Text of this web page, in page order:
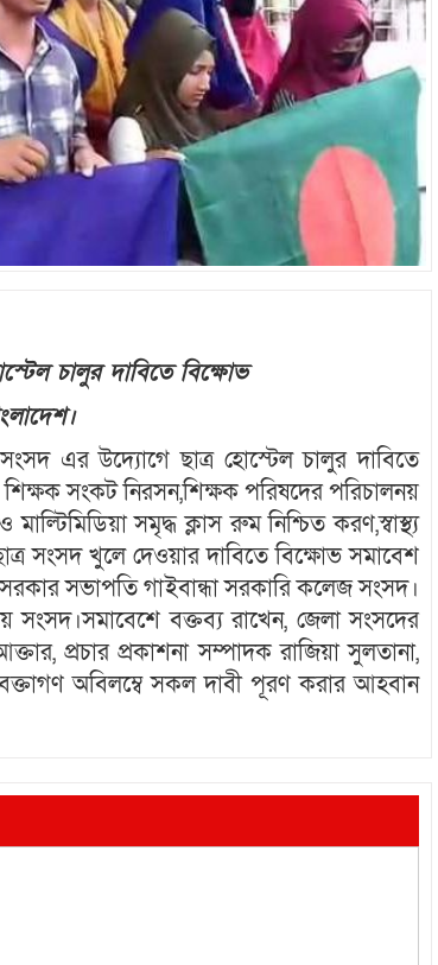
চালুর দাবিতে বিক্ষোভ
এর উদ্যোগে ছাত্র হোস্টেল চালুর দাবিতে
সংকট নিরসন,শিক্ষক পরিষদের পরিচালনয়
সমৃদ্ধ ক্লাস রুম নিশ্চিত করণ,স্বাস্থ্য
সংসদ খুলে দেওয়ার দাবিতে বিক্ষোভ সমাবেশ
সভাপতি গাইবান্ধা সরকারি কলেজ সংসদ।
সংসদ।সমাবেশে বক্তব্য রাখেন, জেলা সংসদের
প্রচার প্রকাশনা সম্পাদক রাজিয়া সুলতানা,
অবিলম্বে সকল দাবী পূরণ করার আহবান